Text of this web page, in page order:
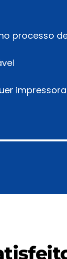
processo
impressora